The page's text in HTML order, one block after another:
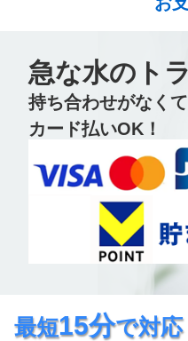
急な水のト
持ち合わせがなくて
カード払いOK！
最短15分で対応